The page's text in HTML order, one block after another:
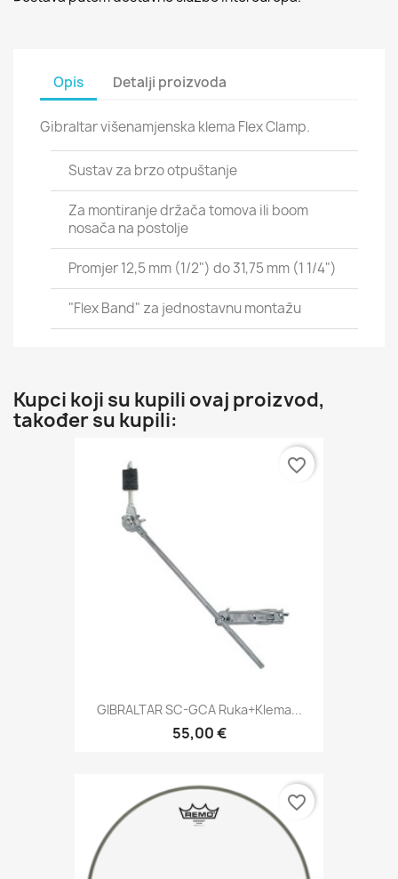
Opis Detalji proizvoda
Gibraltar višenamjenska klema Flex Clamp.
Sustav za brzo otpuštanje
Za montiranje držača tomova ili boom
nosača na postolje
Promjer 12,5 mm (1/2") do 31,75 mm (1 1/4")
"Flex Band" za jednostavnu montažu
Kupci koji su kupili ovaj proizvod,
također su kupili:
GIBRALTAR SC-GCA Ruka+klema...
55,00 €
favorite_border
favorite_border